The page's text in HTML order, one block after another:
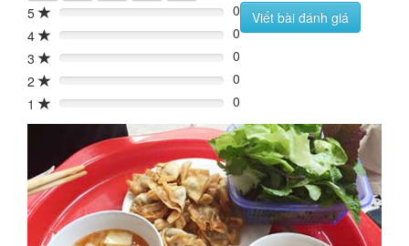
5 0%
0
4
0%
0
3
0%
0
2
0%
0
1
0% 0
Viết bài đánh giá